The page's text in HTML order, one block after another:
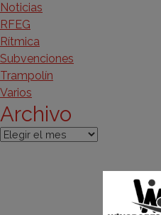
Noticias
RFEG
Rítmica
Subvenciones
Trampolín
Varios
Archivo
Archivo